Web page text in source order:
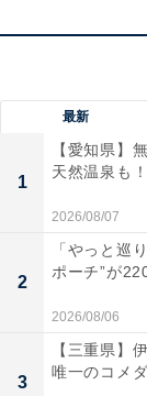
2ポート搭載
に、しなやか
トです。
最大
マホを効率よ
に収まるサイ
持ち運びもス
カラーは、カ
おしゃれなア
ム搭載で、大
る安心感も魅
最新
1
【愛知県】
天然温泉も
2026/08/07
2
「やっと巡
ポーチ”が
2026/08/06
3
【三重県】
唯一のコメ